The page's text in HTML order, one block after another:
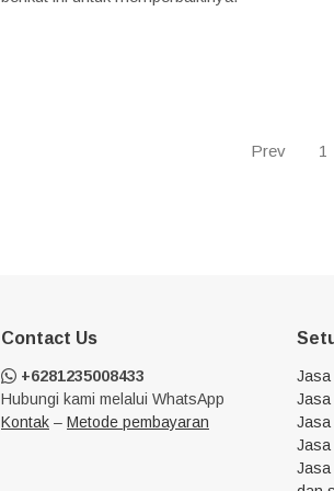
Prev 1
Contact Us
+6281235008433
Hubungi kami melalui WhatsApp
Kontak – Metode pembayaran
Jasa
Jasa
Jasa
Jasa
Jasa